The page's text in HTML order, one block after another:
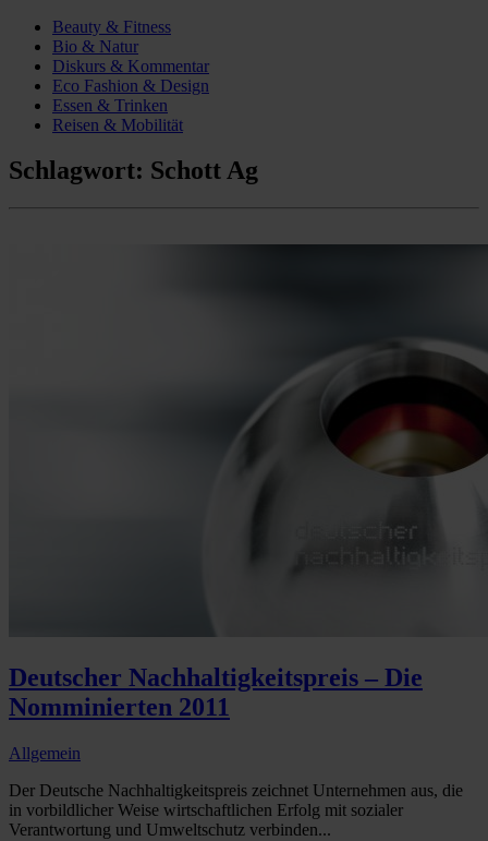
Beauty & Fitness
Bio & Natur
Diskurs & Kommentar
Eco Fashion & Design
Essen & Trinken
Reisen & Mobilität
Schlagwort: Schott Ag
Deutscher Nachhaltigkeitspreis – Die
Nomminierten 2011
Allgemein
Der Deutsche Nachhaltigkeitspreis zeichnet Unternehmen aus, die
in vorbildlicher Weise wirtschaftlichen Erfolg mit sozialer
Verantwortung und Umweltschutz verbinden...